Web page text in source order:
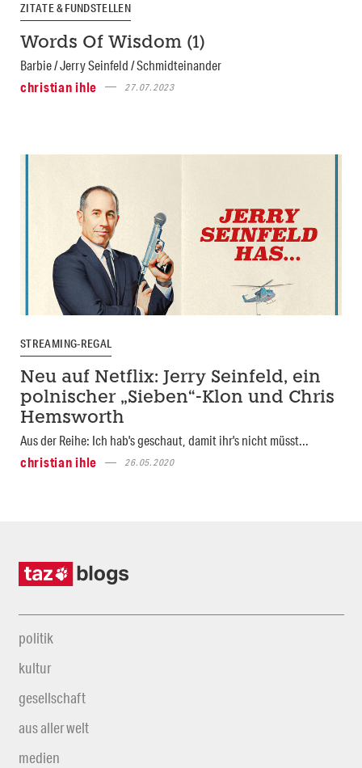
ZITATE & FUNDSTELLEN
Words Of Wisdom (1)
Barbie / Jerry Seinfeld / Schmidteinander
christian ihle
27.07.2023
STREAMING-REGAL
Neu auf Netflix: Jerry Seinfeld, ein
polnischer „Sieben“-Klon und Chris
Hemsworth
Aus der Reihe: Ich hab's geschaut, damit ihr's nicht müsst...
christian ihle
26.05.2020
politik
kultur
gesellschaft
aus aller welt
medien